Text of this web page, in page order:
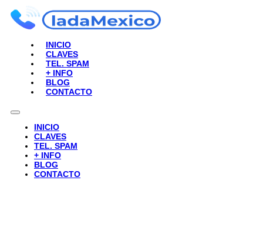
INICIO
CLAVES
TEL. SPAM
+ INFO
BLOG
CONTACTO
INICIO
CLAVES
TEL. SPAM
+ INFO
BLOG
CONTACTO